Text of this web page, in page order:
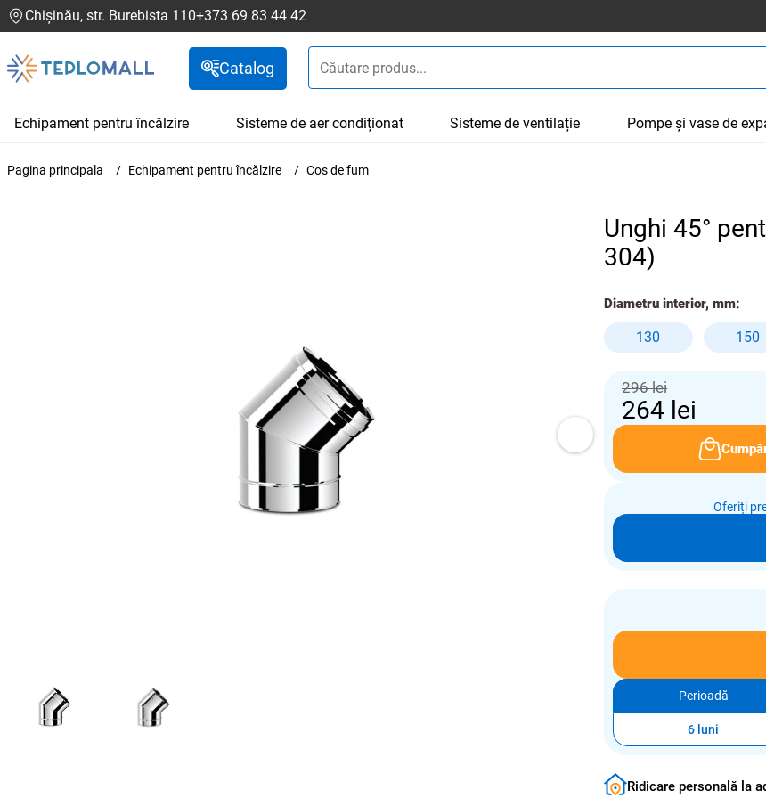
Chișinău, str. Burebista 110+373 69 83 44 42
Catalog
Echipament pentru încălzire Sisteme de aer condiționat Sisteme de ventilație Pompe și vase de
Pagina principala Echipament pentru încălzire Cos de fum
Unghi 45°
304)
Diametru interior, mm:
130 150
296 lei
264 lei
Oferiți
Perioadă
6 luni
Ridicare personală la